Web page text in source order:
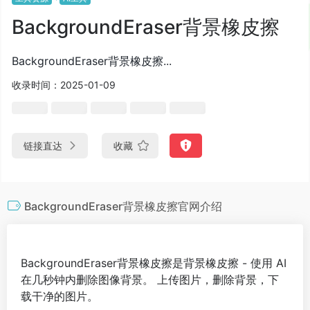
BackgroundEraser背景橡皮擦
BackgroundEraser背景橡皮擦...
收录时间：2025-01-09
链接直达 收藏
BackgroundEraser背景橡皮擦官网介绍
BackgroundEraser背景橡皮擦是背景橡皮擦 - 使用 AI
在几秒钟内删除图像背景。 上传图片，删除背景，下
载干净的图片。